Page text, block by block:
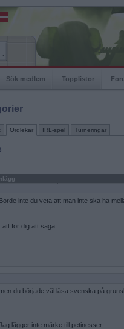
Sök medlem Topplistor
Ordlekar IRL-spel Turneringar
Borde inte du veta att man inte ska ha
Lätt för dig att säga
men du började väl läsa svenska på
lägger inte märke till petinesser